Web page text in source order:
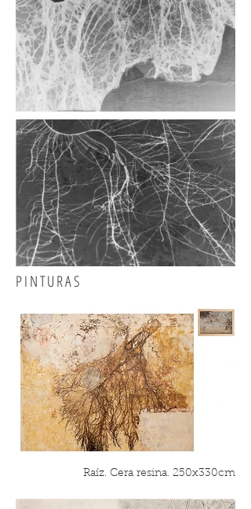
PINTURAS
Raíz. Cera resina. 250x330cm